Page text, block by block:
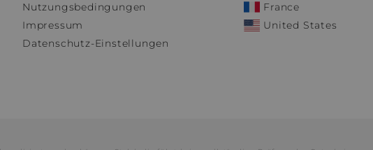
Nutzungsbedingungen
Impressum
Datenschutz-Einstellungen
France
United States